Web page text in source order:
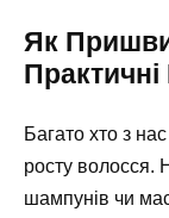
Як
Багато хто з
росту волосся.
шампунів чи